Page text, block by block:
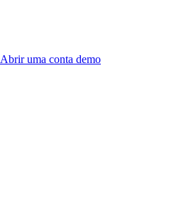
Abrir uma conta demo